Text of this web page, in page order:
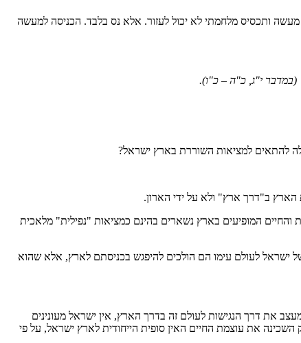
ותכסיס מלחמתי לא יכול לעזור. אלא נס בלבד. הכניסה למעשה
(במדבר י"ג, כ"ה – כ"ו).
להתאים למציאות השוררת בארץ ישראל?
ב"דרך ארץ" ולא על ידי הארון.
המופיעים בארץ נשארים בהינם כמציאות "נפילית" מלאכית
ישראל לעולם עימו הם הולכים להיפגש בכניסתם לארץ, אלא שהוא
את דרך הנגישות לעולם זה בדרך הארץ, אין ישראל מעונינים
את עוצמת החיים האין סופית הייחודית לארץ ישראל, על פי